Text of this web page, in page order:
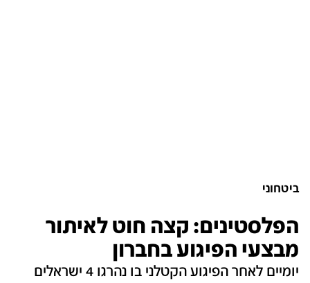
ביטחוני
הפלסטינים: קצה חוט לאיתור
מבצעי הפיגוע בחברון
יומיים לאחר הפיגוע הקטלני בו נהרגו 4 ישראלים